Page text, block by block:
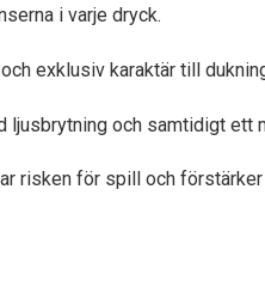
i varje dryck.
exklusiv karaktär till
och samtidigt ett
risken för spill och